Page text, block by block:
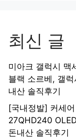
최신 글
미아크 갤럭시 맥
블랙 소르베, 갤
내산 솔직후기
[국내정발] 커세
27QHD240
돈내산 솔직후기